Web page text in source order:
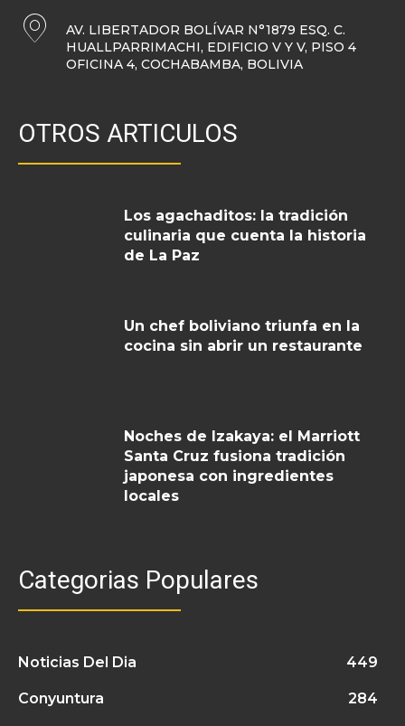
AV. LIBERTADOR BOLÍVAR N°1879 ESQ. C.
HUALLPARRIMACHI, EDIFICIO V Y V, PISO 4
OFICINA 4, COCHABAMBA, BOLIVIA
OTROS ARTICULOS
Los agachaditos: la tradición
culinaria que cuenta la historia
de La Paz
Un chef boliviano triunfa en la
cocina sin abrir un restaurante
Noches de Izakaya: el Marriott
Santa Cruz fusiona tradición
japonesa con ingredientes
locales
Categorias Populares
Noticias Del Dia 449
Conyuntura 284